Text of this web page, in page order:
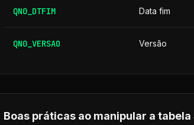
QN0_DTFIM Data fim
QN0_VERSAO Versão
Boas práticas ao manipular a tabela